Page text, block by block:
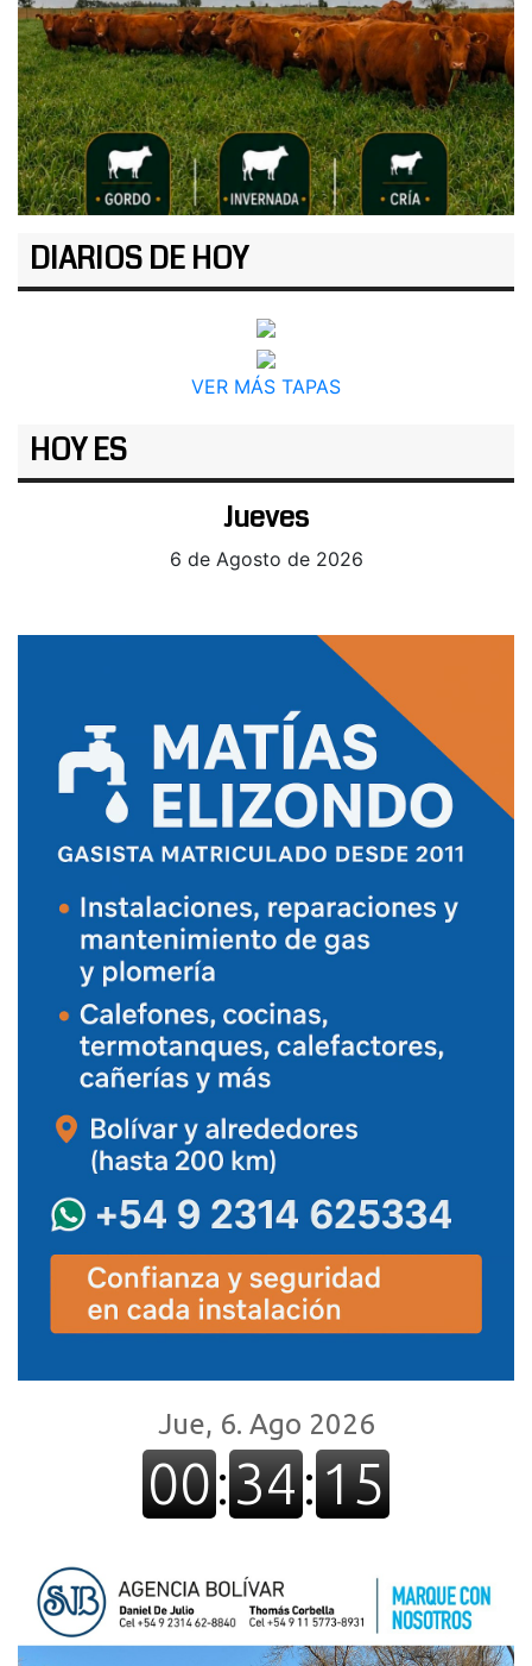
DIARIOS DE HOY
VER MÁS TAPAS
HOY ES
Jueves
6 de Agosto de 2026